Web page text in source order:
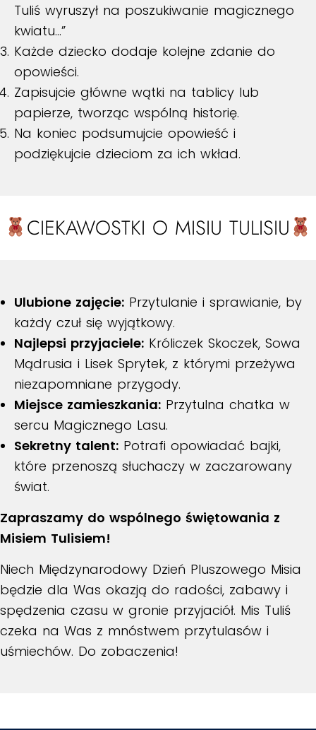
Tuliś wyruszył na poszukiwanie magicznego
kwiatu…”
Każde dziecko dodaje kolejne zdanie do
opowieści.
Zapisujcie główne wątki na tablicy lub
papierze, tworząc wspólną historię.
Na koniec podsumujcie opowieść i
podziękujcie dzieciom za ich wkład.
CIEKAWOSTKI O MISIU TULISIU
Ulubione zajęcie: Przytulanie i sprawianie, by
każdy czuł się wyjątkowy.
Najlepsi przyjaciele: Króliczek Skoczek, Sowa
Mądrusia i Lisek Sprytek, z którymi przeżywa
niezapomniane przygody.
Miejsce zamieszkania: Przytulna chatka w
sercu Magicznego Lasu.
Sekretny talent: Potrafi opowiadać bajki,
które przenoszą słuchaczy w zaczarowany
świat.
Zapraszamy do wspólnego świętowania z
Misiem Tulisiem!
Niech Międzynarodowy Dzień Pluszowego Misia
będzie dla Was okazją do radości, zabawy i
spędzenia czasu w gronie przyjaciół. Mis Tuliś
czeka na Was z mnóstwem przytulasów i
uśmiechów. Do zobaczenia!